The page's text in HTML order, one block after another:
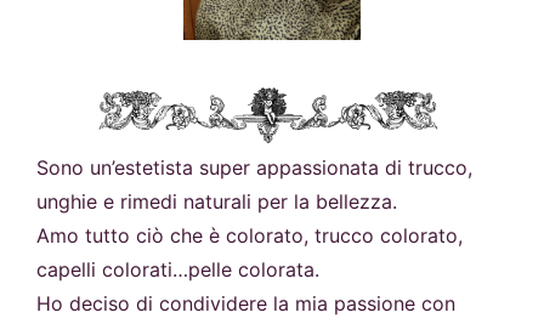
Sono un’estetista super appassionata di trucco,
unghie e rimedi naturali per la bellezza.
Amo tutto ciò che è colorato, trucco colorato,
capelli colorati…pelle colorata.
Ho deciso di condividere la mia passione con